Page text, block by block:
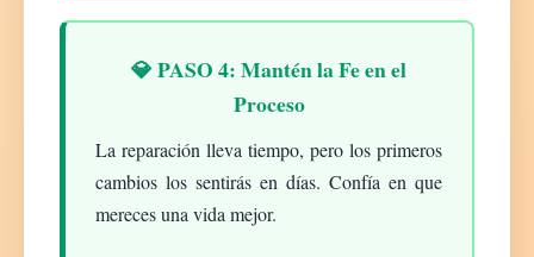
💎 PASO 4: Mantén la Fe en el
Proceso
La reparación lleva tiempo, pero los primeros
cambios los sentirás en días. Confía en que
mereces una vida mejor.